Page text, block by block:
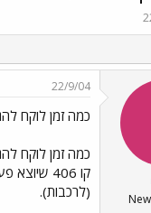
22/9/04
כמה זמן לוקח
כמה זמן לוקח
קו 406
(לרכבות).